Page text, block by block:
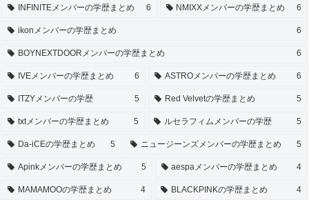
INFINITEメンバーの学歴まとめ 6 NMIXXメンバーの学歴まとめ 6
ikonメンバーの学歴まとめ 6
BOYNEXTDOORメンバーの学歴まとめ 6
IVEメンバーの学歴まとめ 6 ASTROメンバーの学歴まとめ 6
ITZYメンバーの学歴 5 Red Velvetの学歴まとめ 5
txtメンバーの学歴まとめ 5 ルセラフィムメンバーの学歴 5
Da-iCEの学歴まとめ 5 ニュージーンズメンバーの学歴まとめ 5
Apinkメンバーの学歴まとめ 5 aespaメンバーの学歴まとめ 4
MAMAMOOの学歴まとめ 4 BLACKPINKの学歴まとめ 4